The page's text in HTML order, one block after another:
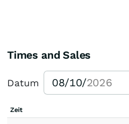
Times and Sales
Datum
Zeit